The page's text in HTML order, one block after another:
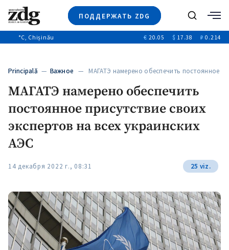
ПОДДЕРЖАТЬ ZDG
Новости
Расследования
Общество
+312
Поиск
°C, Chișinău € 20.05 $ 17.38 ₽ 0.214
Principală — Важное — МАГАТЭ намерено обеспечить постоянное
МАГАТЭ намерено обеспечить
постоянное присутствие своих
экспертов на всех украинских
АЭС
14 декабря 2022 г., 08:31 25 viz.